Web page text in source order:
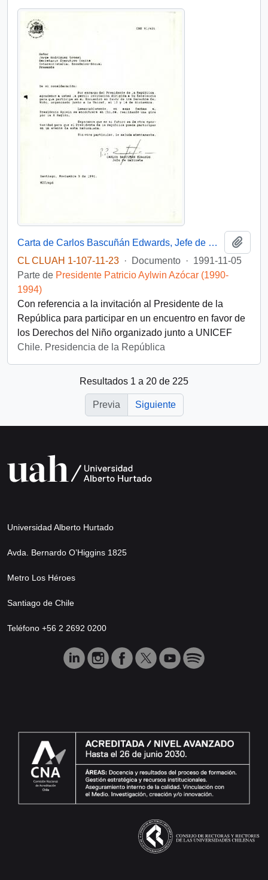
Carta de Carlos Bascuñán Edwards, Jefe de Gabinete Presidencial, a Jorge Rodríguez Grossi, Secretario Ejecutivo Comité Interministerial Económico-Social, sobre invitación al Presidente de la República a encuentro por los Derechos del Niño
CL CLUAH 1-107-11-23 · Documento · 1991-11-05
Parte de Presidente Patricio Aylwin Azócar (1990-
1994)
Con referencia a la invitación al Presidente de la
República para participar en un encuentro en favor de
los Derechos del Niño organizado junto a UNICEF
Chile. Presidencia de la República
Resultados 1 a 20 de 225
Previa Siguiente
Universidad Alberto Hurtado
Avda. Bernardo O’Higgins 1825
Metro Los Héroes
Santiago de Chile
Teléfono +56 2 2692 0200